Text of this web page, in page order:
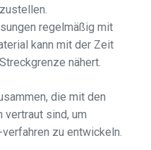
regelmäßig mit
kann mit der Zeit
nähert.
die mit den
vertraut sind, um
zu entwickeln.